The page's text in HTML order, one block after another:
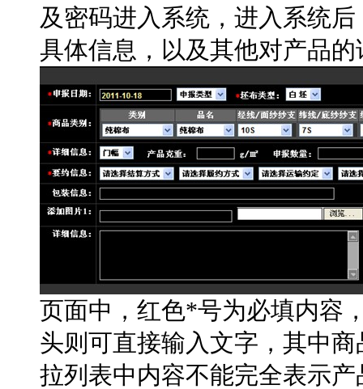
及密码进入系统，进入系统
具体信息，以及其他对产品
页面中，红色*号为必填内容
头则可直接输入文字，其中
拉列表中内容不能完全表示